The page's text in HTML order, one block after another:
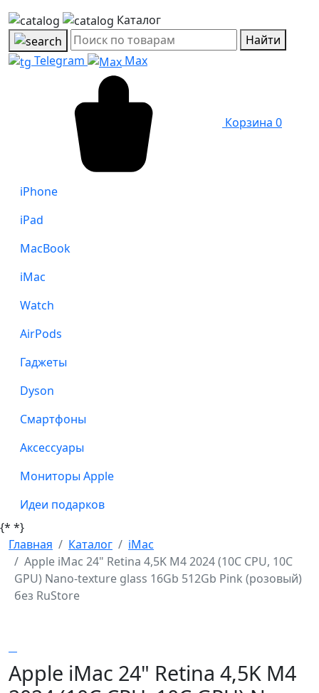
Каталог
Найти
Telegram
Max
Корзина 0
iPhone
iPad
MacBook
iMac
Watch
AirPods
Гаджеты
Dyson
Смартфоны
Аксессуары
Мониторы Apple
Идеи подарков
{* *}
Главная
Каталог
iMac
Apple iMac 24" Retina 4,5K M4 2024 (10C CPU, 10C
GPU) Nano-texture glass 16Gb 512Gb Pink (розовый)
без RuStore
Apple iMac 24" Retina 4,5K M4